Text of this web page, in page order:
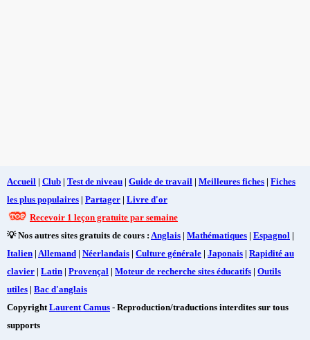
Accueil | Club | Test de niveau | Guide de travail | Meilleures fiches | Fiches
les plus populaires | Partager | Livre d'or
Recevoir 1 leçon gratuite par semaine
💡 Nos autres sites gratuits de cours : Anglais | Mathématiques | Espagnol |
Italien | Allemand | Néerlandais | Culture générale | Japonais | Rapidité au
clavier | Latin | Provençal | Moteur de recherche sites éducatifs | Outils
utiles | Bac d'anglais
CopyrightLaurent Camus - Reproduction/traductions interdites sur tous
supports